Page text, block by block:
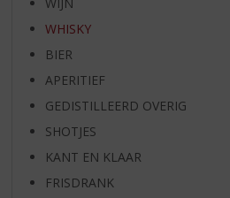
WHISKY
BIER
APERITIEF
GEDISTILLEERD OVERIG
SHOTJES
KANT EN KLAAR
FRISDRANK